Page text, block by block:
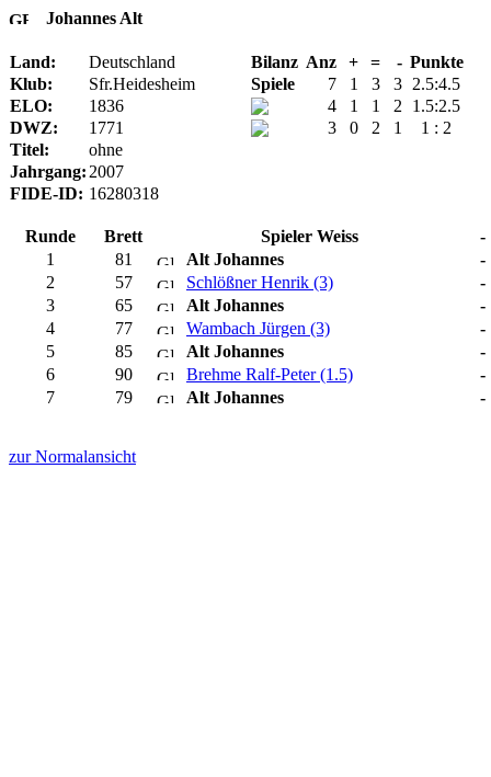
Johannes Alt
Land: Deutschland Bilanz Anz + = - Punkte
Klub:
Sfr.Heidesheim Spiele 7 1 3 3 2.5:4.5
ELO:
1836 4 1 1 2
1.5:2.5
DWZ:
1771 3 0 2 1
1 : 2
Titel:
ohne
Jahrgang: 2007
FIDE-ID: 16280318
Runde Brett Spieler Weiss
1
81 Alt Johannes
-
2
57 Schlößner Henrik (3)
-
3
65 Alt Johannes
-
4
77 Wambach Jürgen (3)
-
5
85 Alt Johannes
-
6
90 Brehme Ralf-Peter (1.5)
-
7
79 Alt Johannes -
zur Normalansicht